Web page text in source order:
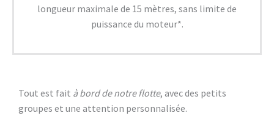
longueur maximale de 15 mètres, sans limite de
puissance du moteur*.
Tout est fait à bord de notre flotte, avec des petits
groupes et une attention personnalisée.